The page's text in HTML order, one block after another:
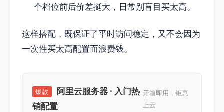
个档位前后价差挺大，日常别盲目买太高。
这样搭配，既保证了平时访问稳定，又不会因为
一次性买太高配置而浪费钱。
爆款
阿里云服务器 · 入门热
销配置
开箱即用，钜惠
上云